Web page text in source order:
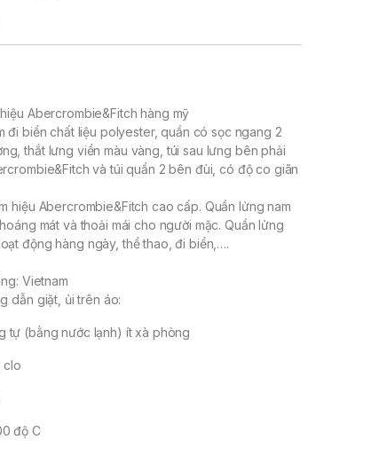
Abercrombie&Fitch hàng mỹ
đi biển chất liệu polyester, quần có sọc ngang 2
thắt lưng viền màu vàng, túi sau lưng bên phải
và túi quần 2 bên đùi, có độ co giãn
hiệu Abercrombie&Fitch cao cấp. Quần lửng nam
mát và thoải mái cho người mặc. Quần lửng
động hàng ngày, thể thao, đi biển,….
Vietnam
dẫn giặt, ủi trên áo:
tự (bằng nước lạnh) ít xà phòng
clo
độ C